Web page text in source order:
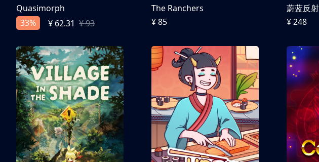
Quasimorph
33%
¥ 62.31 ¥ 93
The Ranchers
¥ 85
¥ 248